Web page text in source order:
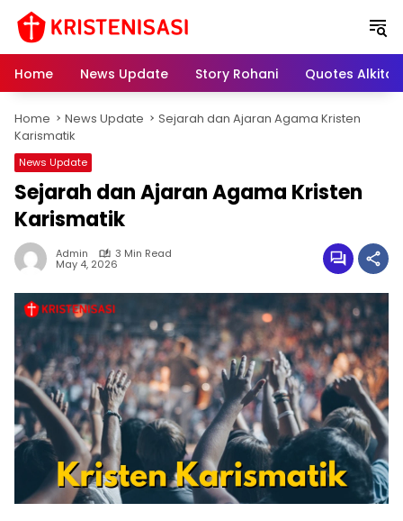
Home News Update Story Rohani Quotes Alkitab
Home News Update
Sejarah dan Ajaran Agama Kristen
Karismatik
News Update
Sejarah dan Ajaran Agama Kristen
Karismatik
Admin 3 Min Read
May 4, 2026